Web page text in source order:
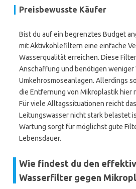
Preisbewusste Käufer
Bist du auf ein begrenztes Budget
mit Aktivkohlefiltern eine einfache
Wasserqualität erreichen. Diese
Anschaffung und benötigen weniger
Umkehrosmoseanlagen. Allerdings
die Entfernung von Mikroplastik hier
Für viele Alltagssituationen reicht
Leitungswasser nicht stark belastet
Wartung sorgt für möglichst gute
Lebensdauer.
Wie findest du den
Wasserfilter gegen